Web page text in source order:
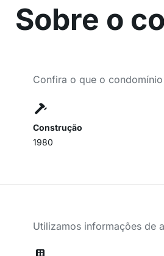
Sobre o
Confira o que o
Construção
1980
Utilizamos informações de